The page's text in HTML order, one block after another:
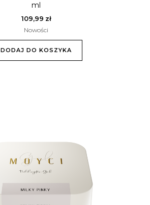
ml
109,99 zł
Nowości
DODAJ DO KOSZYKA